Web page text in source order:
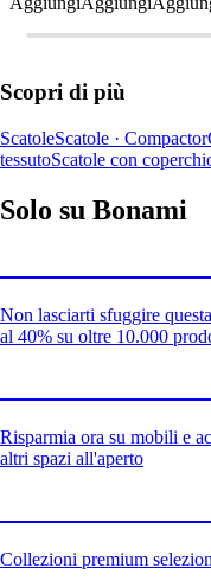
Scopri di più
ScatoleScatole · Compactor
tessutoScatole con
Solo su Bonami
Non lasciarti sfuggire
al 40% su oltre 10.000
Risparmia ora su mobili e
altri spazi all'aperto
Collezioni premium